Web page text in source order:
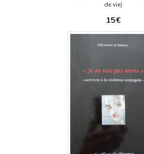
de vie)
15€